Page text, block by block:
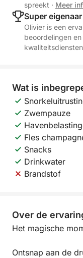
spreekt · Meer
Super eigenaar
Olivier is een
beoordelingen
Wat is
Zwempauze
Fles
Snacks
Drinkwater
Brandstof
Over de
Het magische
Ontsnap aan de